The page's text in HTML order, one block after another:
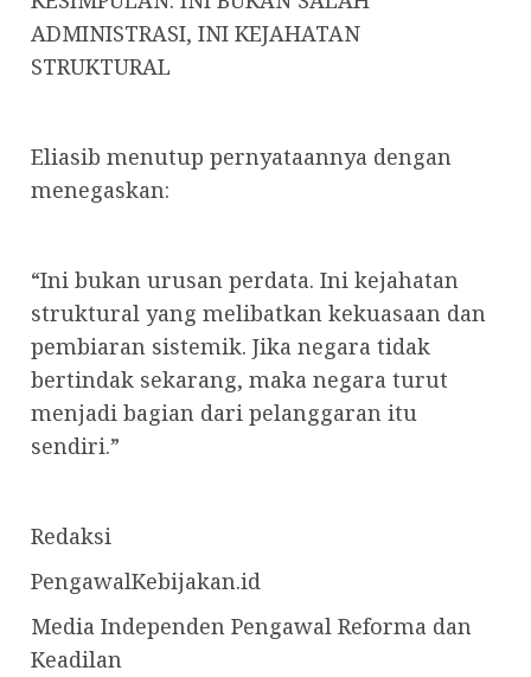
ADMINISTRASI, INI KEJAHATAN
STRUKTURAL
Eliasib menutup pernyataannya dengan
menegaskan:
“Ini bukan urusan perdata. Ini kejahatan
struktural yang melibatkan kekuasaan dan
pembiaran sistemik. Jika negara tidak
bertindak sekarang, maka negara turut
menjadi bagian dari pelanggaran itu
sendiri.”
Redaksi
PengawalKebijakan.id
Media Independen Pengawal Reforma dan
Keadilan